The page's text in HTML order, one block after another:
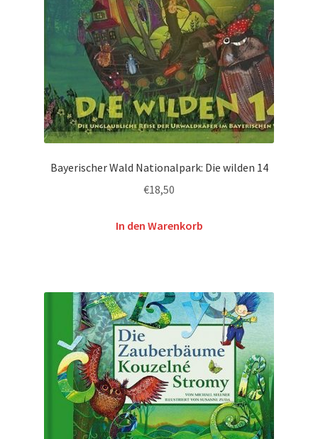
Bayerischer Wald Nationalpark: Die wilden 14
€18,50
In den Warenkorb